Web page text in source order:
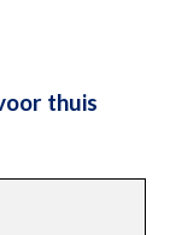
thuis